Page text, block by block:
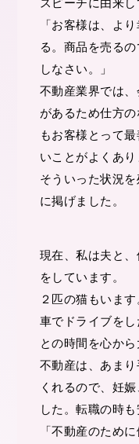
「お客様は、よ
る。商品を売る
しなさい。」
不動産業界では
があるため仕方
もお客様とって
いことがよくあり
そういった状況
に掲げました。
現在、私は夫と
をしています。
２匹の猫もいます
車でドライブを
との時間を心から
不動産は、あま
くれるので、妊
した。転職の時も
「不動産のため